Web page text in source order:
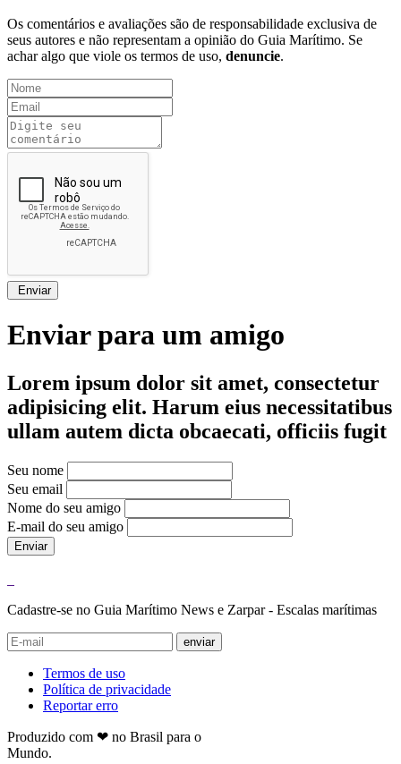
Os comentários e avaliações são de responsabilidade exclusiva de
seus autores e não representam a opinião do Guia Marítimo. Se
achar algo que viole os termos de uso, denuncie.
Enviar
Enviar para um amigo
Lorem ipsum dolor sit amet, consectetur
adipisicing elit. Harum eius necessitatibus
ullam autem dicta obcaecati, officiis fugit
Seu nome
Seu email
Nome do seu amigo
E-mail do seu amigo
Enviar
Cadastre-se no Guia Marítimo News e Zarpar - Escalas marítimas
enviar
Termos de uso
Política de privacidade
Reportar erro
Produzido com ❤ no Brasil para o
Mundo.